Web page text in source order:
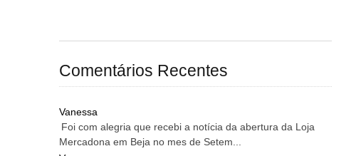
Comentários Recentes
Vanessa
Foi com alegria que recebi a notícia da abertura da Loja
Mercadona em Beja no mes de Setem...